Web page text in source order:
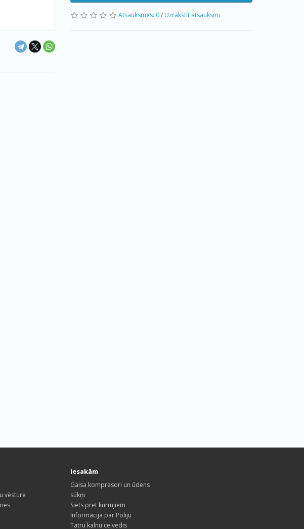
Atsauksmes: 0/ Uzrakstīt atsauksmi
vēsture
Iesakām
Gaisa kompresori un ūdens
sūkņi
Siets pret kurmjiem
Informācija par Poliju
Tatru kalnu ceļvedis